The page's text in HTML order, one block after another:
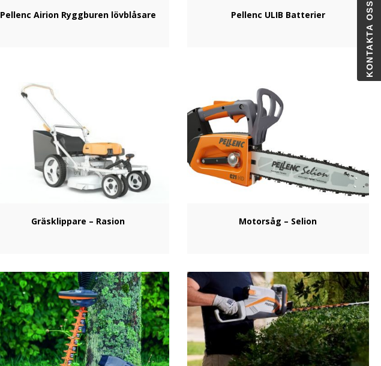
Pellenc Airion Ryggburen lövblåsare Pellenc ULIB Batterier
Gräsklippare – Rasion Motorsåg – Selion
KONTAKTA OSS